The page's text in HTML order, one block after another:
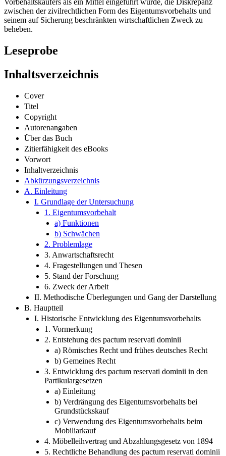
Ergebnissen der Untersuchung, dass das Anwartschaftsrecht des
Vorbehaltskäufers als ein Mittel eingeführt wurde, die Diskrepanz
zwischen der zivilrechtlichen Form des Eigentumsvorbehalts und
seinem auf Sicherung beschränkten wirtschaftlichen Zweck zu
Leseprobe
Cover
Titel
Copyright
Autorenangaben
Über das Buch
Zitierfähigkeit des eBooks
Vorwort
Inhaltverzeichnis
Abkürzungsverzeichnis
A. Einleitung
I. Grundlage der Untersuchung
1. Eigentumsvorbehalt
a) Funktionen
b) Schwächen
2. Problemlage
3. Anwartschaftsrecht
4. Fragestellungen und Thesen
5. Stand der Forschung
6. Zweck der Arbeit
II. Methodische Überlegungen und Gang der Darstellung
B. Hauptteil
I. Historische Entwicklung des Eigentumsvorbehalts
1. Vormerkung
2. Entstehung des pactum reservati dominii
a) Römisches Recht und frühes deutsches Recht
b) Gemeines Recht
3. Entwicklung des pactum reservati dominii in den
Partikulargesetzen
a) Einleitung
b) Verdrängung des Eigentumsvorbehalts bei
Grundstückskauf
c) Verwendung des Eigentumsvorbehalts beim
Mobiliarkauf
4. Möbelleihvertrag und Abzahlungsgesetz von 1894